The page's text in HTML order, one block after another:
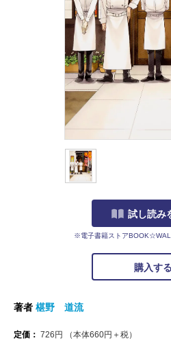
試し読み
※電子書籍ストア
購入する
著者 椹野 道流
定価： 726 円 （本体660円＋税）